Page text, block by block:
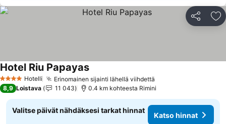
Jaa
4 Tähtiluokitus
Hotelli Erinomainen sijainti lähellä viihdettä
Hotel Riu Papayas
8,9 Loistava 11 043 0.4 km kohteesta Rimini
Valitse päivät nähdäksesi tarkat hinnat
Katso hinnat